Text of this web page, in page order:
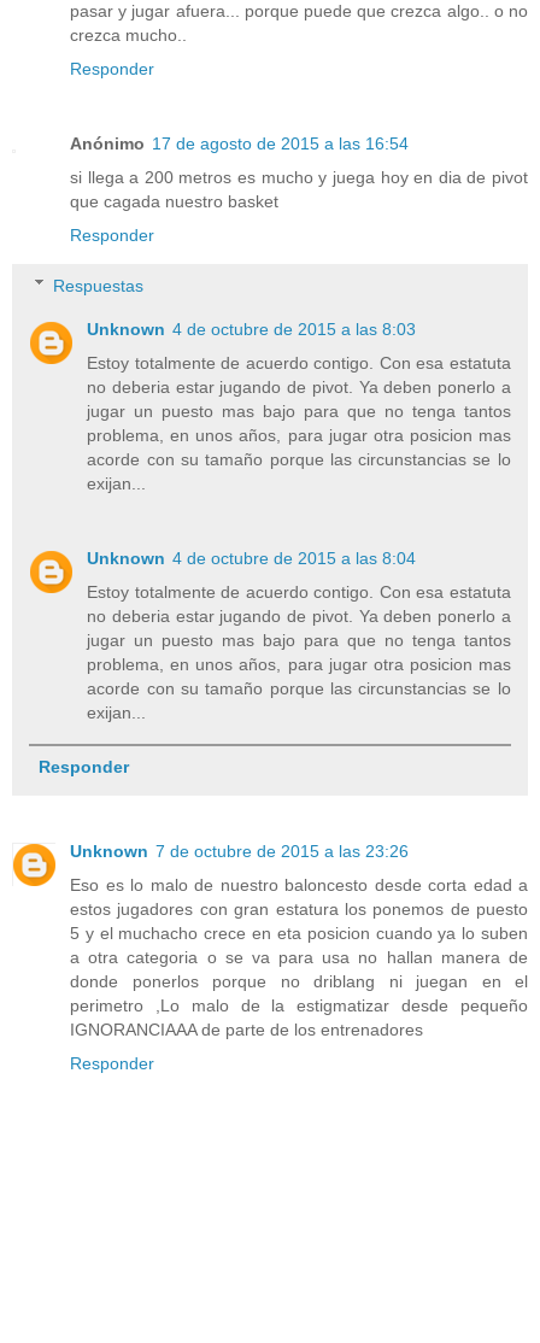
pasar y jugar afuera... porque puede que crezca algo.. o no
crezca mucho..
Responder
Anónimo 17 de agosto de 2015 a las 16:54
si llega a 200 metros es mucho y juega hoy en dia de pivot
que cagada nuestro basket
Responder
Respuestas
Unknown 4 de octubre de 2015 a las 8:03
Estoy totalmente de acuerdo contigo. Con esa estatuta
no deberia estar jugando de pivot. Ya deben ponerlo a
jugar un puesto mas bajo para que no tenga tantos
problema, en unos años, para jugar otra posicion mas
acorde con su tamaño porque las circunstancias se lo
exijan...
Unknown 4 de octubre de 2015 a las 8:04
Estoy totalmente de acuerdo contigo. Con esa estatuta
no deberia estar jugando de pivot. Ya deben ponerlo a
jugar un puesto mas bajo para que no tenga tantos
problema, en unos años, para jugar otra posicion mas
acorde con su tamaño porque las circunstancias se lo
exijan...
Responder
Unknown 7 de octubre de 2015 a las 23:26
Eso es lo malo de nuestro baloncesto desde corta edad a
estos jugadores con gran estatura los ponemos de puesto
5 y el muchacho crece en eta posicion cuando ya lo suben
a otra categoria o se va para usa no hallan manera de
donde ponerlos porque no driblang ni juegan en el
perimetro ,Lo malo de la estigmatizar desde pequeño
IGNORANCIAAA de parte de los entrenadores
Responder